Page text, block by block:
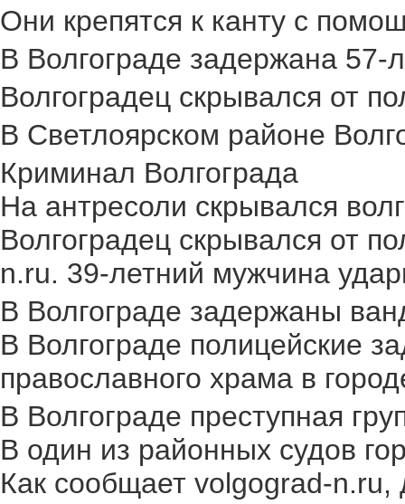
Они крепятся к канту с
В Волгограде задержана 57-
Волгоградец скрывался от
В Светлоярском районе
Криминал Волгограда
На антресоли скрывался
Волгоградец скрывался от
n.ru. 39-летний мужчина
В Волгограде задержаны
В Волгограде полицейские
православного храма в
В Волгограде преступная
В один из районных судов
Как сообщает volgograd-